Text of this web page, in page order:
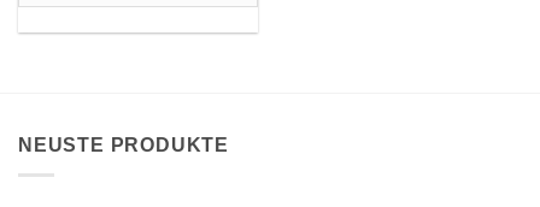
gewählt
werden
NEUSTE PRODUKTE